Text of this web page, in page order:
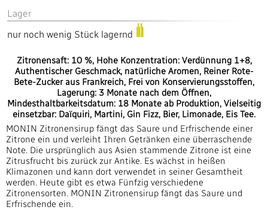
Lager
nur noch wenig Stück lagernd
Zitronensaft: 10 %, Hohe Konzentration: Verdünnung 1+8,
Authentischer Geschmack, natürliche Aromen, Reiner Rote-
Bete-Zucker aus Frankreich, Frei von Konservierungsstoffen,
Lagerung: 3 Monate nach dem Öffnen,
Mindesthaltbarkeitsdatum: 18 Monate ab Produktion, Vielseitig
einsetzbar: Daïquiri, Martini, Gin Fizz, Bier, Limonade, Eis Tee.
MONIN Zitronensirup fängt das Saure und Erfrischende einer
Zitrone ein und verleiht Ihren Getränken eine überraschende
Note. Die ursprünglich aus Asien stammende Zitrone ist eine
Zitrusfrucht bis zurück zur Antike. Es wächst in heißen
Klimazonen und kann dort verwendet in seiner Gesamtheit
werden. Heute gibt es etwa Fünfzig verschiedene
Zitronensorten. MONIN Zitronensirup fängt das Saure und
Erfrischende ein.